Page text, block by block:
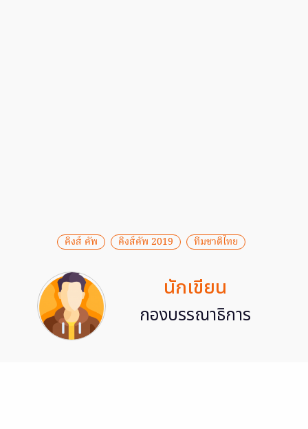
คิงส์ คัพ คิงส์คัพ 2019 ทีมชาติไทย
นักเขียน
กองบรรณาธิการ